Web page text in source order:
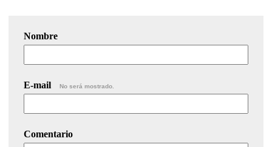
Nombre
E-mail No será mostrado.
Comentario